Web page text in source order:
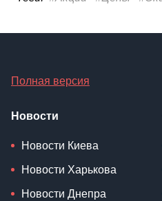
Полная версия
Новости
Новости Киева
Новости Харькова
Новости Днепра